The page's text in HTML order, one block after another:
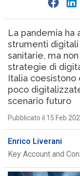
La pandemia ha
strumenti
sanitarie, ma
strategie di
Italia
poco
scenario futuro
Pubblicato il 15 Feb
Enrico Liverani
Key Account and